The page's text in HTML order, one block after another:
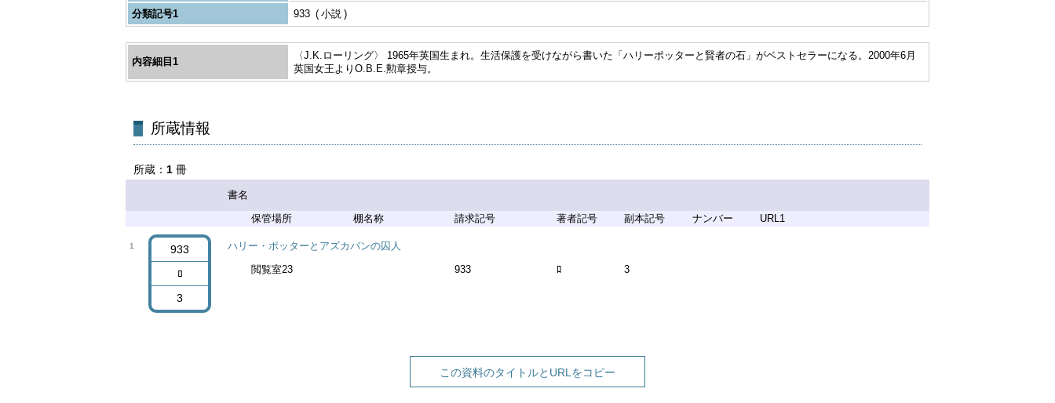
分類記号1
933 小説
内容細目1
〈J.K.ローリング〉 1965年英国生まれ。生活保護を受けながら書いた「ハリーポッターと賢者の石」がベストセラーになる。2000年6月
英国女王よりO.B.E.勲章授与。
所蔵 1 冊
書名
棚名称
請求記号 著者記号 副本記号 ナンバー URL1
1
933
ﾛ
3
ハリー・ポッターとアズカバンの囚人
閲覧室23
933 ﾛ 3
この資料のタイトルとURLをコピー